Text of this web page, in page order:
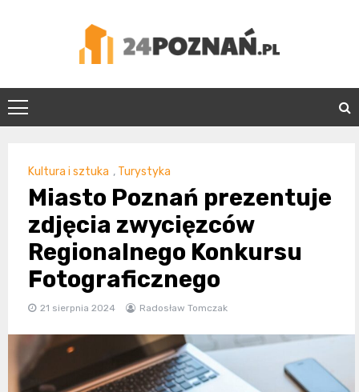
24Poznań.pl
Kultura i sztuka , Turystyka
Miasto Poznań prezentuje
zdjęcia zwycięzców
Regionalnego Konkursu
Fotograficznego
21 sierpnia 2024 Radosław Tomczak